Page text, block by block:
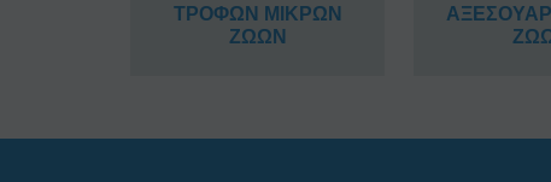
ΤΡΟΦΩΝ ΜΙΚΡΩΝ
ΖΩΩΝ